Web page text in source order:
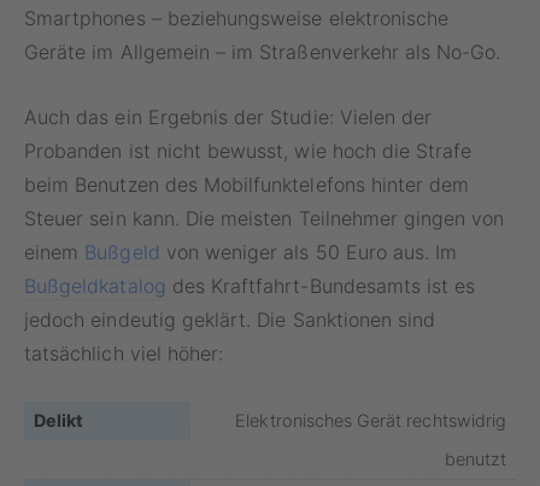
Smartphones – beziehungsweise elektronische
Geräte im Allgemein – im Straßenverkehr als No-Go.
Auch das ein Ergebnis der Studie: Vielen der
Probanden ist nicht bewusst, wie hoch die Strafe
beim Benutzen des Mobilfunktelefons hinter dem
Steuer sein kann. Die meisten Teilnehmer gingen von
einem Bußgeld von weniger als 50 Euro aus. Im
Bußgeldkatalog des Kraftfahrt-Bundesamts ist es
jedoch eindeutig geklärt. Die Sanktionen sind
tatsächlich viel höher:
Elektronisches Gerät rechtswidrig
benutzt